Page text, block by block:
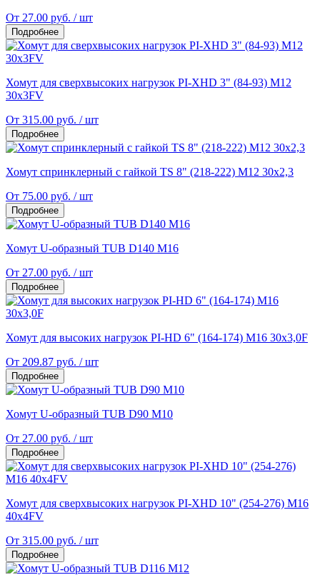
От 27.00 руб. / шт
Подробнее
Хомут для сверхвысоких нагрузок PI-XHD 3" (84-93) M12
30x3FV
От 315.00 руб. / шт
Подробнее
Хомут спринклерный с гайкой TS 8" (218-222) М12 30x2,3
От 75.00 руб. / шт
Подробнее
Хомут U-образный TUB D140 M16
От 27.00 руб. / шт
Подробнее
Хомут для высоких нагрузок PI-НD 6" (164-174) M16 30x3,0F
От 209.87 руб. / шт
Подробнее
Хомут U-образный TUB D90 M10
От 27.00 руб. / шт
Подробнее
Хомут для сверхвысоких нагрузок PI-XHD 10" (254-276) M16
40x4FV
От 315.00 руб. / шт
Подробнее